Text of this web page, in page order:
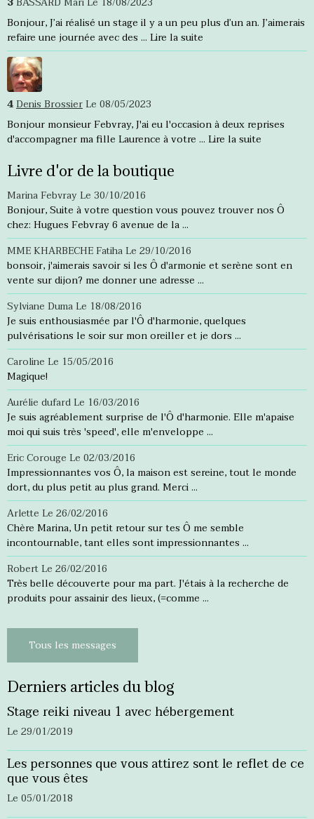
Bonjour, J’ai réalisé un stage il y a un peu plus d’un an. J’aimerais
refaire une journée avec des ... Lire la suite
4Denis BrossierLe 08/05/2023
Bonjour monsieur Febvray, J'ai eu l'occasion à deux reprises
d'accompagner ma fille Laurence à votre ... Lire la suite
Livre d'or de la boutique
Marina FebvrayLe 30/10/2016
Bonjour, Suite à votre question vous pouvez trouver nos Ô
chez: Hugues Febvray 6 avenue de la ...
MME KHARBECHE FatihaLe 29/10/2016
bonsoir, j'aimerais savoir si les Ô d'armonie et serène sont en
vente sur dijon? me donner une adresse ...
Sylviane DumaLe 18/08/2016
Je suis enthousiasmée par l'Ô d'harmonie, quelques
pulvérisations le soir sur mon oreiller et je dors ...
Caroline Le 15/05/2016
Magique!
Aurélie dufardLe 16/03/2016
Je suis agréablement surprise de l'Ô d'harmonie. Elle m'apaise
moi qui suis très 'speed', elle m'enveloppe ...
Eric Corouge Le 02/03/2016
Impressionnantes vos Ô, la maison est sereine, tout le monde
dort, du plus petit au plus grand. Merci ...
Arlette Le 26/02/2016
Chère Marina, Un petit retour sur tes Ô me semble
incontournable, tant elles sont impressionnantes ...
RobertLe 26/02/2016
Très belle découverte pour ma part. J'étais à la recherche de
produits pour assainir des lieux, (=comme ...
Tous les messages
Derniers articles du blog
Stage reiki niveau 1 avec hébergement
Le 29/01/2019
Les personnes que vous attirez sont le reflet de ce
que vous êtes
Le 05/01/2018